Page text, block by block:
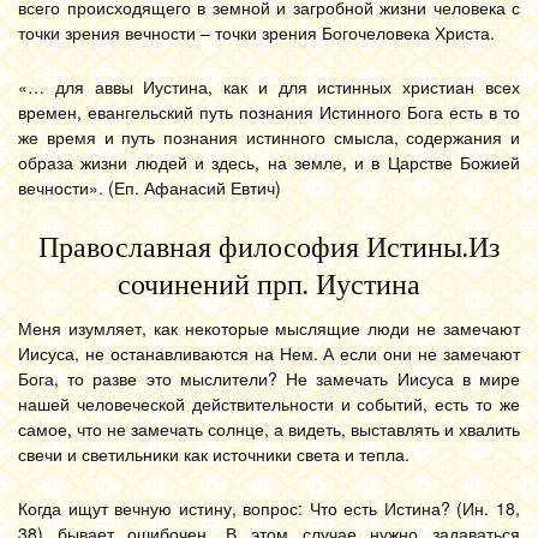
всего происходящего в земной и загробной жизни человека с
точки зрения вечности – точки зрения Богочеловека Христа.
«… для аввы Иустина, как и для истинных христиан всех
времен, евангельский путь познания Истинного Бога есть в то
же время и путь познания истинного смысла, содержания и
образа жизни людей и здесь, на земле, и в Царстве Божией
вечности». (Еп. Афанасий Евтич)
Православная философия Истины.Из
сочинений прп. Иустина
Меня изумляет, как некоторые мыслящие люди не замечают
Иисуса, не останавливаются на Нем. А если они не замечают
Бога, то разве это мыслители? Не замечать Иисуса в мире
нашей человеческой действительности и событий, есть то же
самое, что не замечать солнце, а видеть, выставлять и хвалить
свечи и светильники как источники света и тепла.
Когда ищут вечную истину, вопрос: Что есть Истина? (Ин. 18,
38) бывает ошибочен. В этом случае нужно задаваться